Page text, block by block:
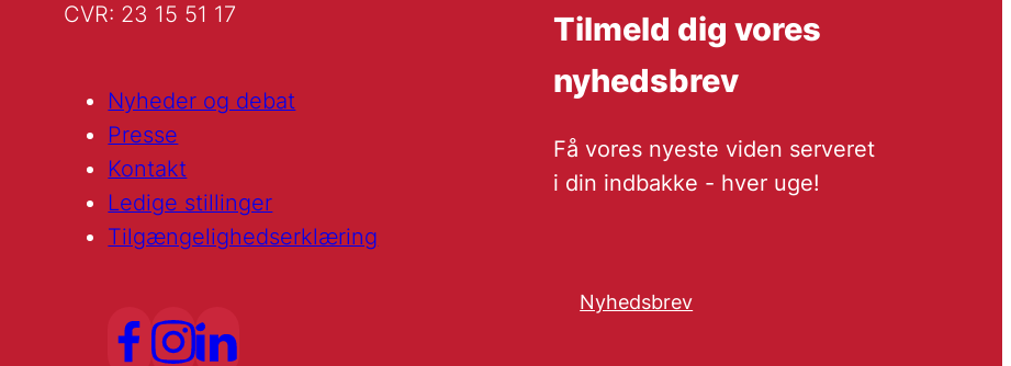
CVR: 23 15 51 17
Nyheder og debat
Presse
Kontakt
Ledige stillinger
Tilgængelighedserklæring
Tilmeld dig vores
nyhedsbrev
Få vores nyeste viden serveret
i din indbakke - hver uge!
Nyhedsbrev